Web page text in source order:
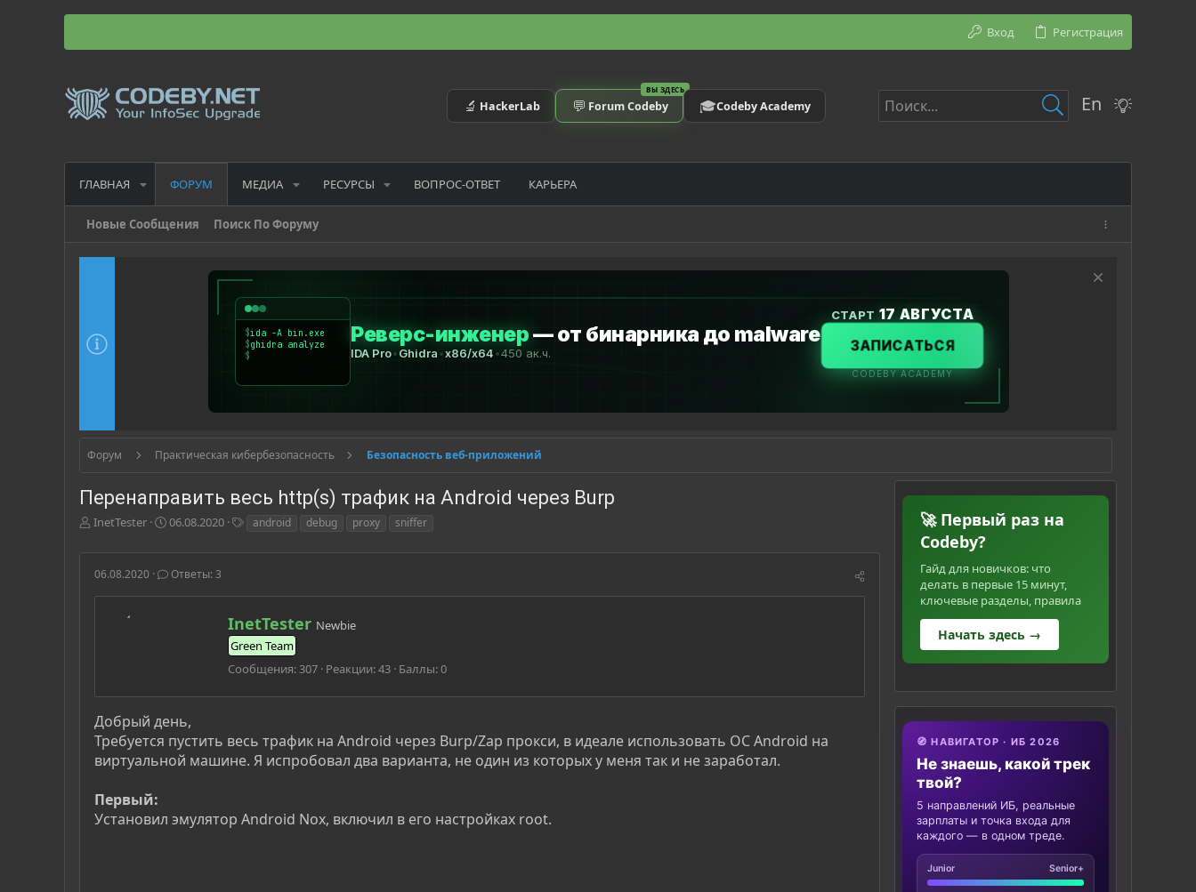
Вход Регистрация
🔬 HackerLab
ВЫ ЗДЕСЬ
💬 Forum Codeby 🎓Codeby Academy En
ГЛАВНАЯ ФОРУМ МЕДИА РЕСУРСЫ ВОПРОС-ОТВЕТ КАРЬЕРА
Новые Сообщения Поиск По Форуму
Форум Практическая кибербезопасность Безопасность веб-приложений
Перенаправить весь http(s) трафик на Android через Burp
А
т
о
т
InetTester
Д
т
а
а
06.08.2020
г
android debug proxy sniffer
06.08.2020 Ответы: 3
А
в
т
о
InetTester Newbie
Green Team
Сообщения 307 Реакции 43 Баллы 0
Добрый день,
Требуется пустить весь трафик на Android через Burp/Zap прокси, в идеале использовать ОС Android на
виртуальной машине. Я испробовал два варианта, не один из которых у меня так и не заработал.
Первый:
Установил эмулятор Android Nox, включил в его настройках root.
🚀 Первый раз на
Codeby?
Гайд для новичков: что
делать в первые 15 минут,
ключевые разделы, правила
Начать здесь →
🧭 НАВИГАТОР · ИБ 2026
Не знаешь, какой трек
твой?
5 направлений ИБ, реальные
зарплаты и точка входа для
каждого — в одном треде.
Junior Senior+